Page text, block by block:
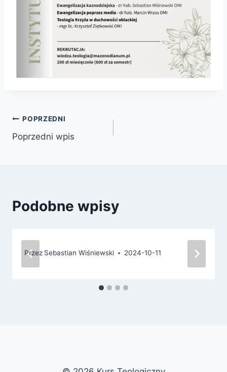
Nawigacja
wpisu
POPRZEDNI
Poprzedni wpis
Podobne wpisy
Przez Sebastian Wiśniewski 2024-10-11